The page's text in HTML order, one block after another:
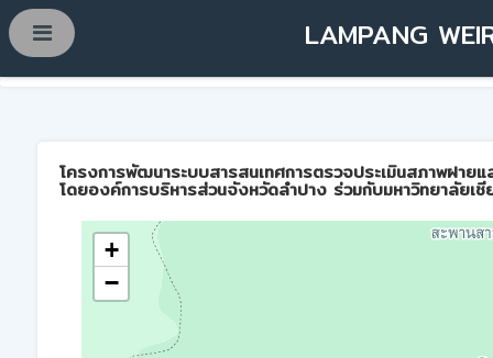
LAMPANG
โครงการพัฒนาระบบสารสนเทศการตรวจประเมินสภาพฝาย
โดยองค์การบริหารส่วนจังหวัดลำปาง ร่วมกับมหาวิทยาลัยเชี
+
−